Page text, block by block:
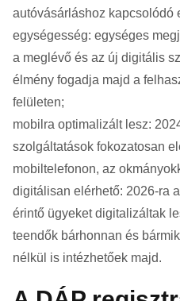
autóvásárláshoz kapcsolódó
egységesség: egységes
a meglévő és az új digitális
élmény fogadja majd a
felületen;
mobilra optimalizált lesz:
szolgáltatások fokozatosan
mobiltelefonon, az
digitálisan elérhető: 2026-ra
érintő ügyeket digitalizáltak
teendők bárhonnan és
nélkül is intézhetőek majd.